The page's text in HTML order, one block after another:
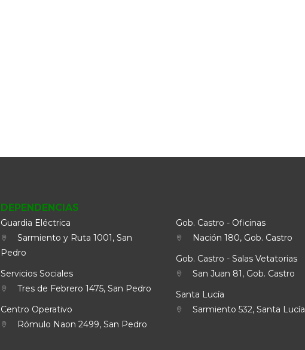
DEPENDENCIAS
Guardia Eléctrica
Sarmiento y Ruta 1001, San
Pedro
Servicios Sociales
Tres de Febrero 1475, San Pedro
Centro Operativo
Rómulo Naon 2499, San Pedro
Gob. Castro - Oficinas
Nación 180, Gob. Castro
Gob. Castro - Salas Vetatorias
San Juan 81, Gob. Castro
Santa Lucía
Sarmiento 532, Santa Lucía